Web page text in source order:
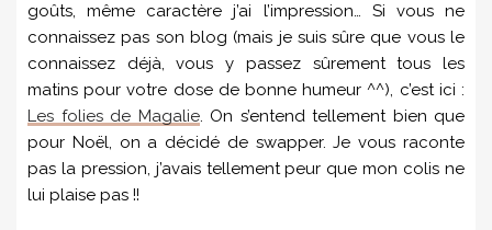
goûts, même caractère j’ai l’impression… Si vous ne
connaissez pas son blog (mais je suis sûre que vous le
connaissez déjà, vous y passez sûrement tous les
matins pour votre dose de bonne humeur ^^), c’est ici :
Les folies de Magalie. On s’entend tellement bien que
pour Noël, on a décidé de swapper. Je vous raconte
pas la pression, j’avais tellement peur que mon colis ne
lui plaise pas !!